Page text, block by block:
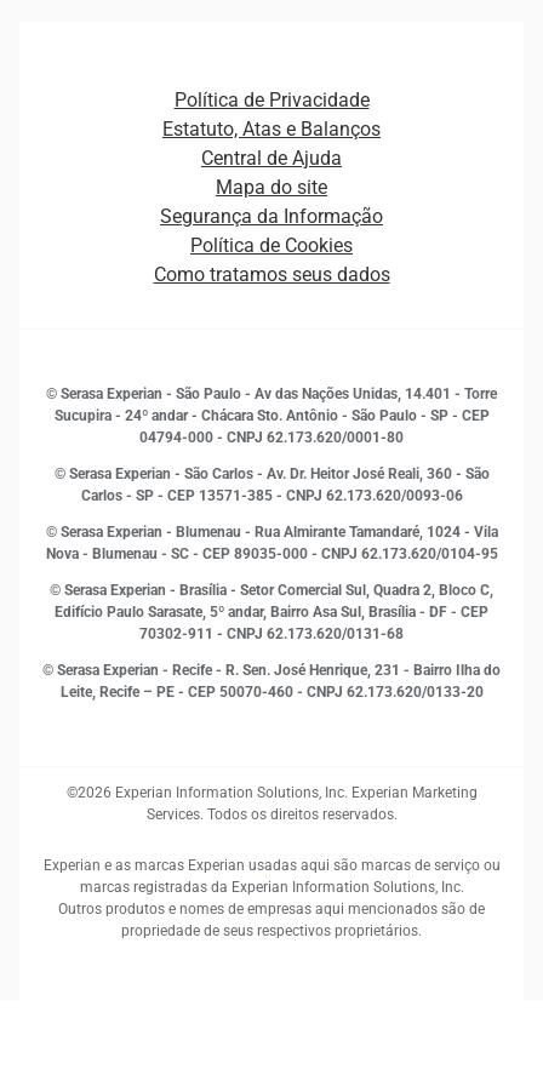
Plataformas e Motores de decisão
Curso Gratuito de Saúde Financeira
Empreendedorismo
Estudos e Pesquisas
Inovação e Tecnologia
Leis e impostos
Marketing
Open Finance
Proteção de Dados
Sustentabilidade Corporativa
Distribuidores e representantes
Estrutura Organizacional
Sala de Imprensa
Política de Privacidade
Estatuto, Atas e Balanços
Central de Ajuda
Mapa do site
Segurança da Informação
Política de Cookies
Como tratamos seus dados
© Serasa Experian - São Paulo - Av das Nações Unidas, 14.401 - Torre
Sucupira - 24º andar - Chácara Sto. Antônio - São Paulo - SP - CEP
04794-000 - CNPJ 62.173.620/0001-80
© Serasa Experian - São Carlos - Av. Dr. Heitor José Reali, 360 - São
Carlos - SP - CEP 13571-385 - CNPJ 62.173.620/0093-06
© Serasa Experian - Blumenau - Rua Almirante Tamandaré, 1024 - Vila
Nova - Blumenau - SC - CEP 89035-000 - CNPJ 62.173.620/0104-95
© Serasa Experian - Brasília - Setor Comercial Sul, Quadra 2, Bloco C,
Edifício Paulo Sarasate, 5º andar, Bairro Asa Sul, Brasília - DF - CEP
70302-911 - CNPJ 62.173.620/0131-68
© Serasa Experian - Recife - R. Sen. José Henrique, 231 - Bairro Ilha do
Leite, Recife – PE - CEP 50070-460 - CNPJ 62.173.620/0133-20
©2026 Experian Information Solutions, Inc. Experian Marketing
Services. Todos os direitos reservados.
Experian e as marcas Experian usadas aqui são marcas de serviço ou
marcas registradas da Experian Information Solutions, Inc.
Outros produtos e nomes de empresas aqui mencionados são de
propriedade de seus respectivos proprietários.